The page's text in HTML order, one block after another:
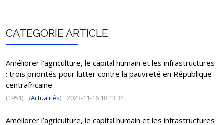
CATEGORIE ARTICLE
Améliorer l’agriculture, le capital humain et les infrastructures
: trois priorités pour lutter contre la pauvreté en République
centrafricaine
(1951) (Actualités) 2023-11-16 18:13:34
Améliorer l’agriculture, le capital humain et les infrastructures